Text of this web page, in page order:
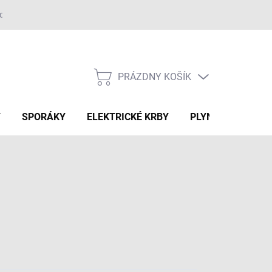
NÁKUPNÝ
PRÁZDNY KOŠÍK
SPORÁKY ELEKTRICKÉ KRBY PLYNOVÉ GRILY